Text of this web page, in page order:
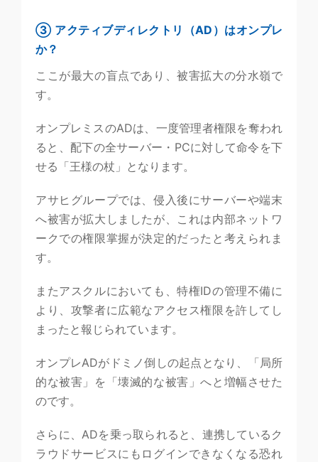
③ アクティブディレクトリ（AD）はオンプレ
か？
ここが最大の盲点であり、被害拡大の分水嶺で
す。
オンプレミスのADは、一度管理者権限を奪われ
ると、配下の全サーバー・PCに対して命令を下
せる「王様の杖」となります。
アサヒグループでは、侵入後にサーバーや端末
へ被害が拡大しましたが、これは内部ネットワ
ークでの権限掌握が決定的だったと考えられま
す。
またアスクルにおいても、特権IDの管理不備に
より、攻撃者に広範なアクセス権限を許してし
まったと報じられています。
オンプレADがドミノ倒しの起点となり、「局所
的な被害」を「壊滅的な被害」へと増幅させた
のです。
さらに、ADを乗っ取られると、連携しているク
ラウドサービスにもログインできなくなる恐れ